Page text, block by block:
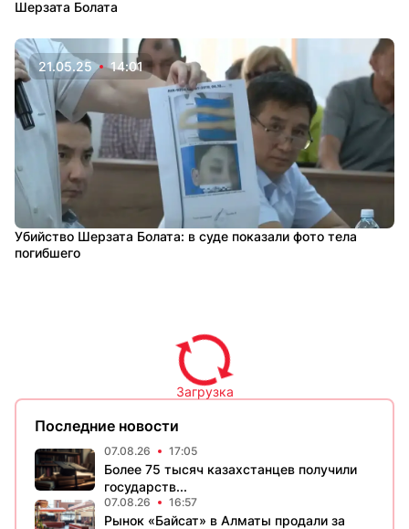
Шерзата Болата
21.05.25 14:01
Убийство Шерзата Болата: в суде показали фото тела
погибшего
Загрузка
Последние новости
07.08.26 17:05
Более 75 тысяч казахстанцев получили
государств...
07.08.26 16:57
Рынок «Байсат» в Алматы продали за